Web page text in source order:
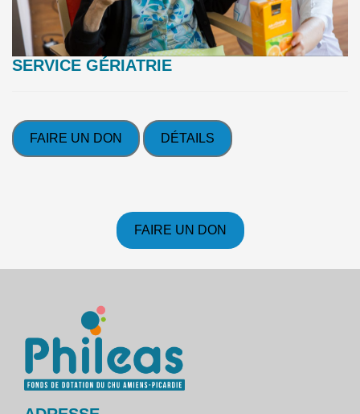
SERVICE GÉRIATRIE
FAIRE UN DON DÉTAILS
FAIRE UN DON